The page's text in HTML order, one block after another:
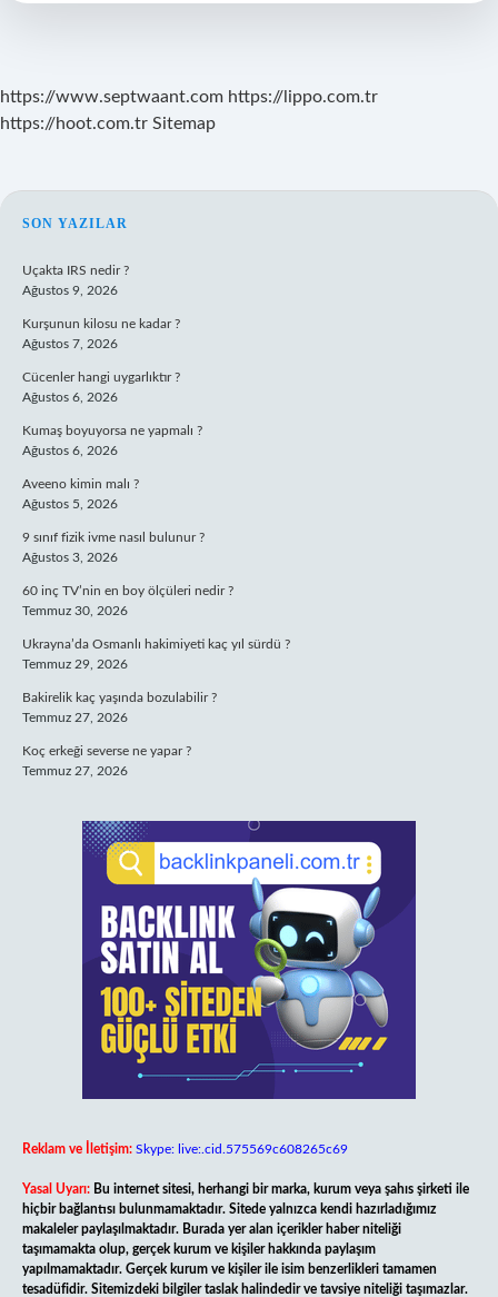
Kadar
https://www.septwaant.com https://lippo.com.tr
https://hoot.com.tr Sitemap
SIDEBAR
SON YAZILAR
Uçakta IRS nedir ?
Ağustos 9, 2026
Kurşunun kilosu ne kadar ?
Ağustos 7, 2026
Cücenler hangi uygarlıktır ?
Ağustos 6, 2026
Kumaş boyuyorsa ne yapmalı ?
Ağustos 6, 2026
Aveeno kimin malı ?
Ağustos 5, 2026
9 sınıf fizik ivme nasıl bulunur ?
Ağustos 3, 2026
60 inç TV’nin en boy ölçüleri nedir ?
Temmuz 30, 2026
Ukrayna’da Osmanlı hakimiyeti kaç yıl sürdü ?
Temmuz 29, 2026
Bakirelik kaç yaşında bozulabilir ?
Temmuz 27, 2026
Koç erkeği severse ne yapar ?
Temmuz 27, 2026
Reklam ve İletişim: Skype: live:.cid.575569c608265c69
Yasal Uyarı: Bu internet sitesi, herhangi bir marka, kurum veya şahıs şirketi ile
hiçbir bağlantısı bulunmamaktadır. Sitede yalnızca kendi hazırladığımız
makaleler paylaşılmaktadır. Burada yer alan içerikler haber niteliği
taşımamakta olup, gerçek kurum ve kişiler hakkında paylaşım
yapılmamaktadır. Gerçek kurum ve kişiler ile isim benzerlikleri tamamen
tesadüfidir. Sitemizdeki bilgiler taslak halindedir ve tavsiye niteliği taşımazlar.